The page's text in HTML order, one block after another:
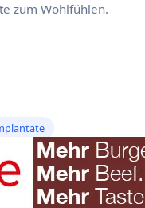
zum Wohlfühlen.